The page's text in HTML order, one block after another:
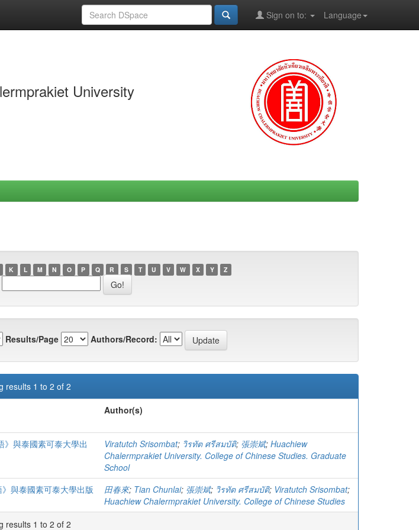
Language
Sign on to:
University
K L M N O P Q R S T U V W X Y Z
Results/Page Authors/Record:
results 1 to 2 of 2
Author(s)
與泰國素可泰大學出
Viratutch Srisombat; วิรทัต ศรีสมบัติ; 張崇斌; Huachiew
Chalermprakiet University. College of Chinese Studies. Graduate
School
與泰國素可泰大學出版
田春來; Tian Chunlai; 張崇斌; วิรทัต ศรีสมบัติ; Viratutch Srisombat;
Huachiew Chalermprakiet University. College of Chinese Studies
results 1 to 2 of 2